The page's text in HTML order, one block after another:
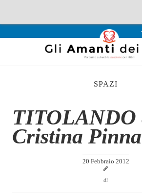
Recensioni
Interviste & Incontri
Chi siamo
Contatti
SPAZI
TITOLANDO
Cristina
20 Febbraio 2012
di